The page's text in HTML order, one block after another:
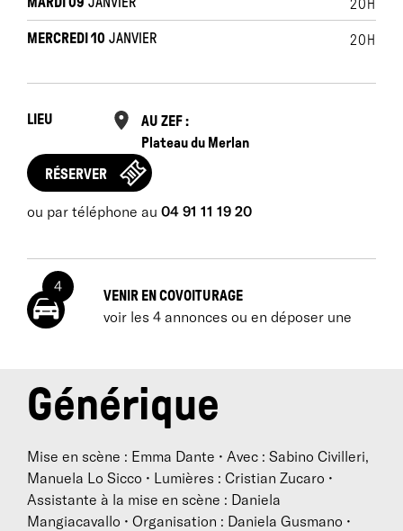
20H
MERCREDI 10 JANVIER 20H
LIEU
AU ZEF :
Plateau du Merlan
RÉSERVER
ou par téléphone au 04 91 11 19 20
4
VENIR EN COVOITURAGE
voir les 4 annonces ou en déposer une
Générique
Mise en scène : Emma Dante • Avec : Sabino Civilleri,
Manuela Lo Sicco • Lumières : Cristian Zucaro •
Assistante à la mise en scène : Daniela
Mangiacavallo • Organisation : Daniela Gusmano •